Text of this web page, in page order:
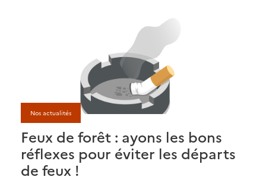
Nos actualités
Feux de forêt : ayons les bons
réflexes pour éviter les départs
de feux !